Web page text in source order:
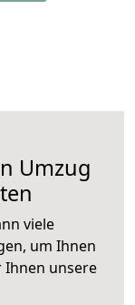
Umzug
viele
um Ihnen
Ihnen unsere